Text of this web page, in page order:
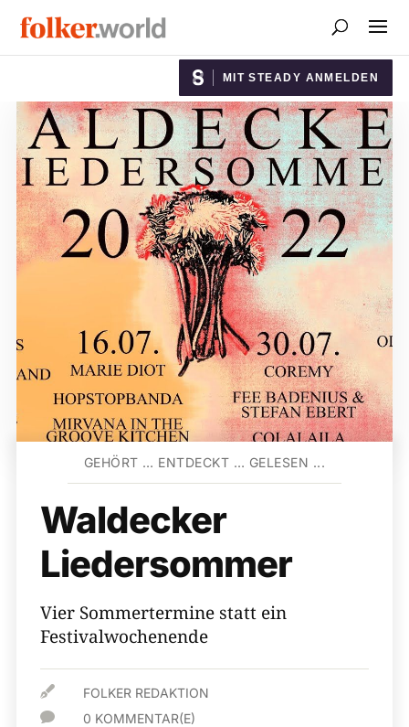
MIT STEADY ANMELDEN
GEHÖRT … ENTDECKT … GELESEN ...
Waldecker
Liedersommer
Vier Sommertermine statt ein
Festivalwochenende
 FOLKER REDAKTION
 0 KOMMENTAR(E)